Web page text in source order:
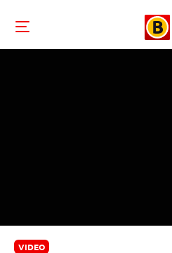
VIDEO